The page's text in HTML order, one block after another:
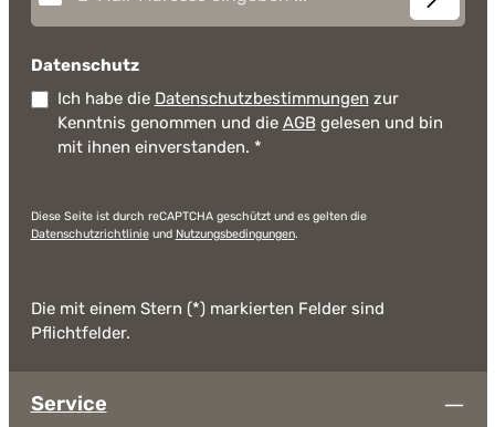
Datenschutz
Ich habe die Datenschutzbestimmungen zur
Kenntnis genommen und die AGB gelesen und bin
mit ihnen einverstanden. *
Diese Seite ist durch reCAPTCHA geschützt und es gelten die
Datenschutzrichtlinieund Nutzungsbedingungen.
Die mit einem Stern (*) markierten Felder sind
Pflichtfelder.
Service